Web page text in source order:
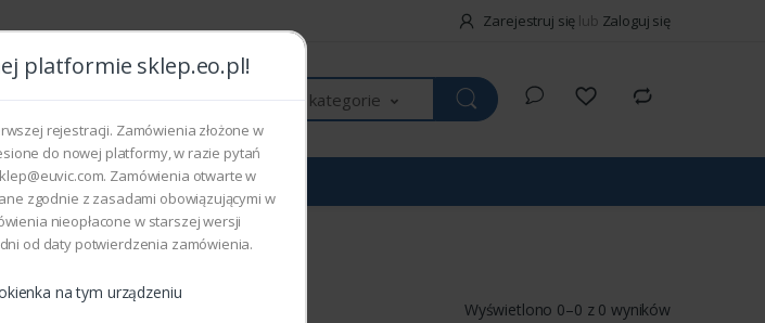
Zarejestruj się lub Zaloguj się
Wszystkie kategorie
platformie sklep.eo.pl!
rejestracji. Zamówienia złożone w
do nowej platformy, w razie pytań
Zamówienia otwarte w
zgodnie z zasadami obowiązującymi w
nieopłacone w starszej wersji
od daty potwierdzenia zamówienia.
na tym urządzeniu
Wyświetlono 0–0 z 0 wyników